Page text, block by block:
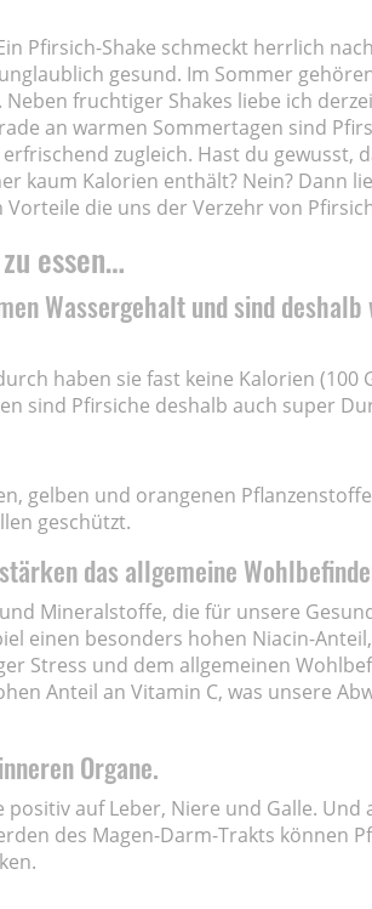
Pfirsich-Shake schmeckt herrlich
gesund. Im Sommer
fruchtiger Shakes liebe ich
an warmen Sommertagen sind
zugleich. Hast du gewusst,
kaum Kalorien enthält? Nein? Dann
die uns der Verzehr von
essen…
Wassergehalt und sind deshalb
haben sie fast keine Kalorien (100
sind Pfirsiche deshalb auch super
gelben und orangenen
geschützt.
das allgemeine
Mineralstoffe, die für unsere
einen besonders hohen Niacin-
Stress und dem allgemeinen
Anteil an Vitamin C, was unsere
Organe.
auf Leber, Niere und Galle. Und
des Magen-Darm-Trakts können